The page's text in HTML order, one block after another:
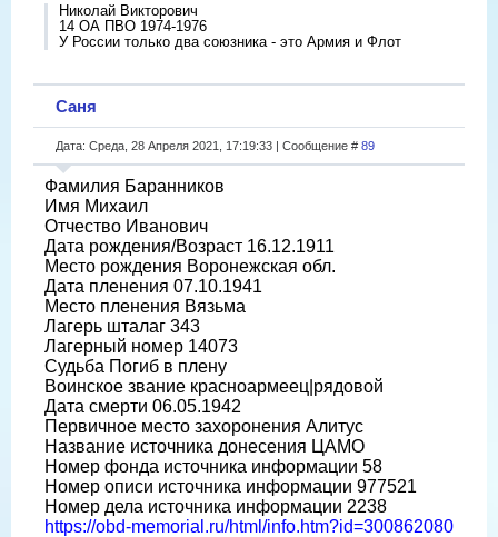
Николай Викторович
14 ОА ПВО 1974-1976
У России только два союзника - это Армия и Флот
Саня
Дата: Среда, 28 Апреля 2021, 17:19:33 | Сообщение # 89
Фамилия Баранников
Имя Михаил
Отчество Иванович
Дата рождения/Возраст 16.12.1911
Место рождения Воронежская обл.
Дата пленения 07.10.1941
Место пленения Вязьма
Лагерь шталаг 343
Лагерный номер 14073
Судьба Погиб в плену
Воинское звание красноармеец|рядовой
Дата смерти 06.05.1942
Первичное место захоронения Алитус
Название источника донесения ЦАМО
Номер фонда источника информации 58
Номер описи источника информации 977521
Номер дела источника информации 2238
https://obd-memorial.ru/html/info.htm?id=300862080